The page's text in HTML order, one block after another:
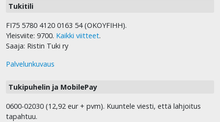
Tukitili
FI75 5780 4120 0163 54 (OKOYFIHH).
Yleisviite: 9700. Kaikki viitteet.
Saaja: Ristin Tuki ry
Palvelunkuvaus
Tukipuhelin ja MobilePay
0600-02030 (12,92 eur + pvm). Kuuntele viesti, että lahjoitus
tapahtuu.